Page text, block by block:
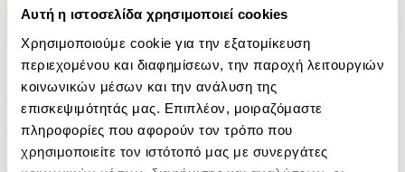
Αυτή η ιστοσελίδα χρησιμοποιεί cookies
Χρησιμοποιούμε cookie για την εξατομίκευση
περιεχομένου και διαφημίσεων, την παροχή λειτουργιών
κοινωνικών μέσων και την ανάλυση της
επισκεψιμότητάς μας. Επιπλέον, μοιραζόμαστε
πληροφορίες που αφορούν τον τρόπο που
χρησιμοποιείτε τον ιστότοπό μας με συνεργάτες
Audiobook • 1 Credit
Η Πιπίτσα Προστατεύει τα Αδέσποτα ζώα
Μάρω Θεοδωράκη
4.90€